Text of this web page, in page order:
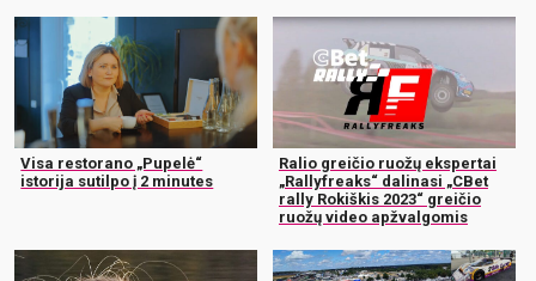
Visa restorano „Pupelė“
istorija sutilpo į 2 minutes
Ralio greičio ruožų ekspertai
„Rallyfreaks“ dalinasi „CBet
rally Rokiškis 2023“ greičio
ruožų video apžvalgomis